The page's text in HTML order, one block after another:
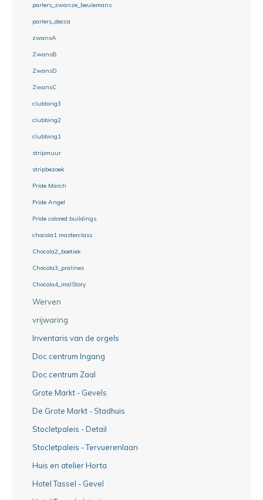
parlers_zwanze_beulemans
parlers_decca
zwansA
ZwansB
ZwansD
ZwansC
clubbing3
clubbing2
clubbing1
stripmuur
stripbezoek
Pride March
Pride Angel
Pride colored buildings
chocola1 masterclass
Chocola2_boetiek
Chocola3_pralines
Chocola4_malStory
Werven
vrijwaring
Inventaris van de orgels
Doc.centrum Ingang
Doc.centrum Zaal
Grote Markt - Gevels
De Grote Markt - Stadhuis
Stocletpaleis - Detail
Stocletpaleis - Tervuerenlaan
Huis en atelier Horta
Hotel Tassel - Gevel